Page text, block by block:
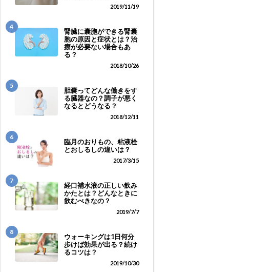
2019/11/19
4
腎臓に囊胞ができる腎囊
胞の原因と症状とは？治
療が必要ない場合もあ
る？
2018/10/26
5
胆嚢ってどんな働きをす
る臓器なの？調子が悪く
なるとどうなる？
2018/12/11
6
臨月のおりもの、粘液栓
とおしるしの違いは？
2017/3/15
7
経口補水液の正しい飲み
かたとは？どんなときに
飲むべきなの？
2019/7/7
8
ウォーキングは1日何分
歩けば効果が出る？続け
るコツは？
2019/10/30